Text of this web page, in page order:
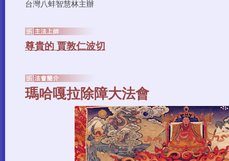
台灣八蚌智慧林主辦